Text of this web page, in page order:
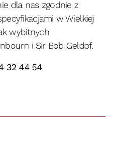
dla nas zgodnie z
w Wielkiej
wybitnych
i Sir Bob Geldof.
32 44 54